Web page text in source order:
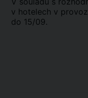
v hotelech v
do 15/09.